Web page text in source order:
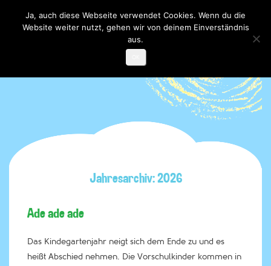
Toggle

Jahresarchiv: 2026
Ade ade ade
Das Kindegartenjahr neigt sich dem Ende zu und es
heißt Abschied nehmen. Die Vorschulkinder kommen in
Ja, auch diese Webseite verwendet Cookies. Wenn du die
Website weiter nutzt, gehen wir von deinem Einverständnis
aus.